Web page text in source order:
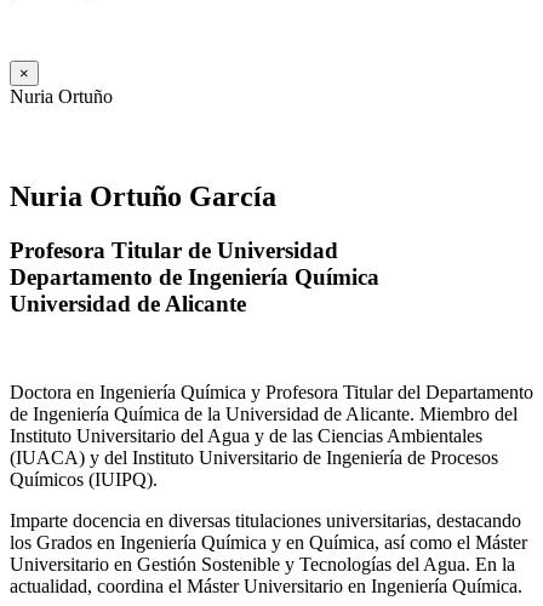
×
Nuria Ortuño
Nuria Ortuño García
Profesora Titular de Universidad
Departamento de Ingeniería Química
Universidad de Alicante
Doctora en Ingeniería Química y Profesora Titular del Departamento
de Ingeniería Química de la Universidad de Alicante. Miembro del
Instituto Universitario del Agua y de las Ciencias Ambientales
(IUACA) y del Instituto Universitario de Ingeniería de Procesos
Químicos (IUIPQ).
Imparte docencia en diversas titulaciones universitarias, destacando
los Grados en Ingeniería Química y en Química, así como el Máster
Universitario en Gestión Sostenible y Tecnologías del Agua. En la
actualidad, coordina el Máster Universitario en Ingeniería Química.